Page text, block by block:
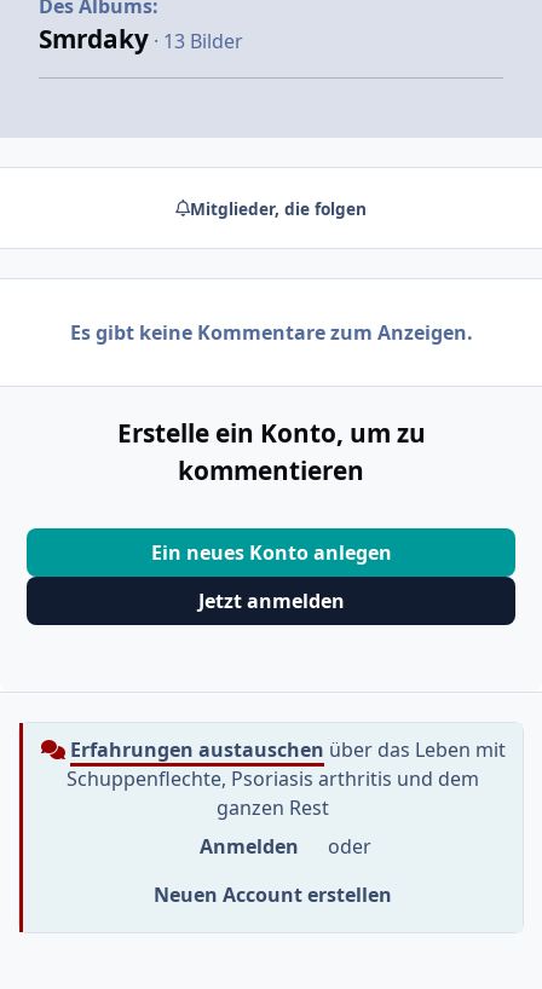
Des Albums:
Smrdaky · 13 Bilder
Mitglieder, die folgen
Es gibt keine Kommentare zum Anzeigen.
Erstelle ein Konto, um zu
kommentieren
Ein neues Konto anlegen
Jetzt anmelden
Erfahrungen austauschen über das Leben mit
Schuppenflechte, Psoriasis arthritis und dem
ganzen Rest
Anmelden
oder
Neuen Account erstellen